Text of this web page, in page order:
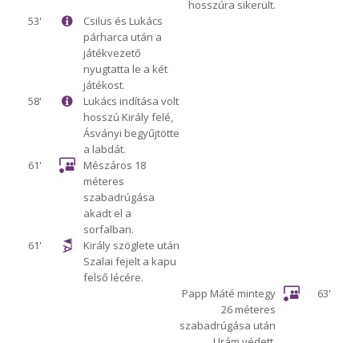
hosszúra sikerült.
53'
Csilus és Lukács
párharca után a
játékvezető
nyugtatta le a két
játékost.
58'
Lukács indítása volt
hosszú Király felé,
Ásványi begyűjtötte
a labdát.
61'
Mészáros 18
méteres
szabadrúgása
akadt el a
sorfalban.
61'
Király szöglete után
Szalai fejelt a kapu
felső lécére.
63'
Papp Máté mintegy
26 méteres
szabadrúgása után